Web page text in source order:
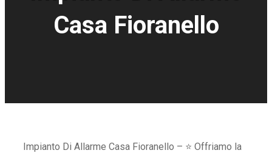
Casa Fioranello
Impianto Di Allarme Casa Fioranello – ⭐ Offriamo la